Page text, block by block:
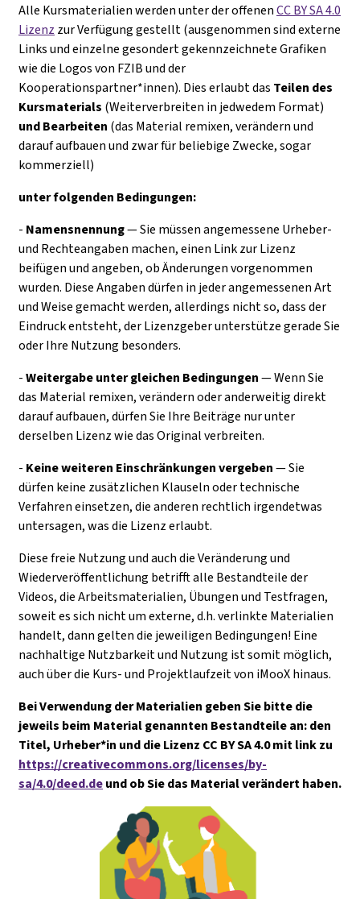
Alle Kursmaterialien werden unter der offenenCC BY SA 4.0
Lizenz zur Verfügung gestellt (ausgenommen sind externe
Links und einzelne gesondert gekennzeichnete Grafiken
wie die Logos von FZIB und der
Kooperationspartner*innen). Dies erlaubt das Teilen des
Kursmaterials (Weiterverbreiten in jedwedem Format)
und Bearbeiten (das Material remixen, verändern und
darauf aufbauen und zwar für beliebige Zwecke, sogar
kommerziell)
unter folgenden Bedingungen:
- Namensnennung— Sie müssen angemessene Urheber-
und Rechteangaben machen, einen Link zur Lizenz
beifügen und angeben, ob Änderungen vorgenommen
wurden. Diese Angaben dürfen in jeder angemessenen Art
und Weise gemacht werden, allerdings nicht so, dass der
Eindruck entsteht, der Lizenzgeber unterstütze gerade Sie
oder Ihre Nutzung besonders.
-Weitergabe unter gleichen Bedingungen— Wenn Sie
das Material remixen, verändern oder anderweitig direkt
darauf aufbauen, dürfen Sie Ihre Beiträge nur unter
derselben Lizenz wie das Original verbreiten.
- Keine weiteren Einschränkungenvergeben— Sie
dürfen keine zusätzlichen Klauseln oder technische
Verfahren einsetzen, die anderen rechtlich irgendetwas
untersagen, was die Lizenz erlaubt.
Diese freie Nutzung und auch die Veränderung und
Wiederveröffentlichung betrifft alle Bestandteile der
Videos, die Arbeitsmaterialien, Übungen und Testfragen,
soweit es sich nicht um externe, d.h. verlinkte Materialien
handelt, dann gelten die jeweiligen Bedingungen! Eine
nachhaltige Nutzbarkeit und Nutzung ist somit möglich,
auch über die Kurs- und Projektlaufzeit von iMooX hinaus.
Bei Verwendung der Materialien geben Sie bitte die
jeweils beim Material genannten Bestandteile an: den
Titel, Urheber*in und die Lizenz CC BY SA 4.0 mit link zu
https://creativecommons.org/licenses/by-
sa/4.0/deed.deund ob Sie das Material verändert haben.